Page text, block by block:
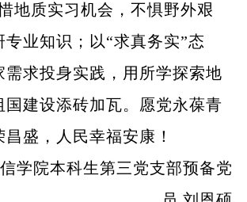
地质实习机会，不惧野外艰
业知识；以“求真务实”态
需求投身实践，用所学探索地
国建设添砖加瓦。愿党永葆青
盛，人民幸福安康！
学院本科生第三党支部预备党